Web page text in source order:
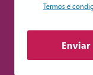
Termos e